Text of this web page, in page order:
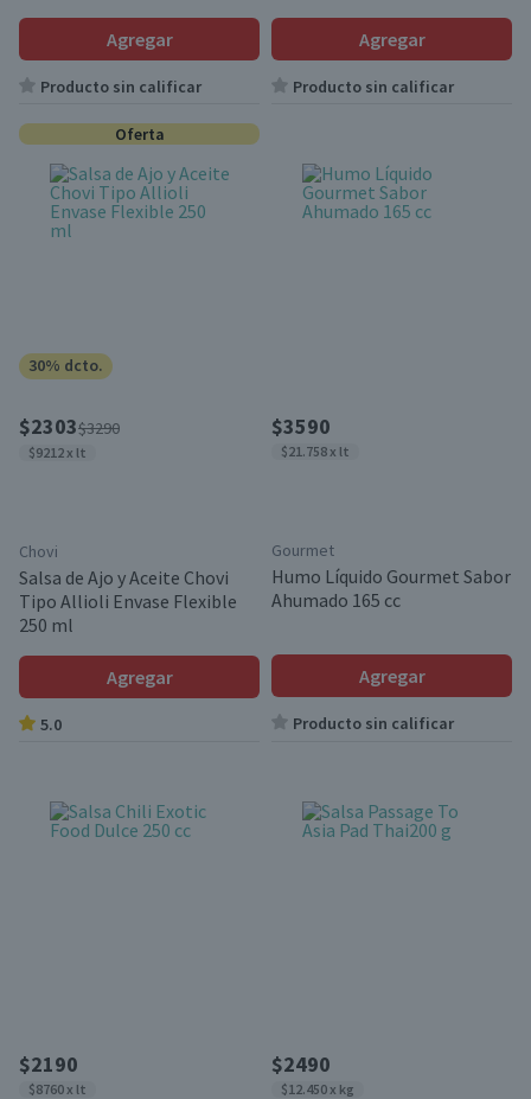
Agregar
Producto sin calificar
Agregar
Producto sin calificar
Oferta
30% dcto.
$2303$3290
$9212 x lt
Chovi
Salsa de Ajo y Aceite Chovi
Tipo Allioli Envase Flexible
250 ml
Agregar
5.0
$3590
$21.758 x lt
Gourmet
Humo Líquido Gourmet Sabor
Ahumado 165 cc
Agregar
Producto sin calificar
$2190
$8760 x lt
$2490
$12.450 x kg